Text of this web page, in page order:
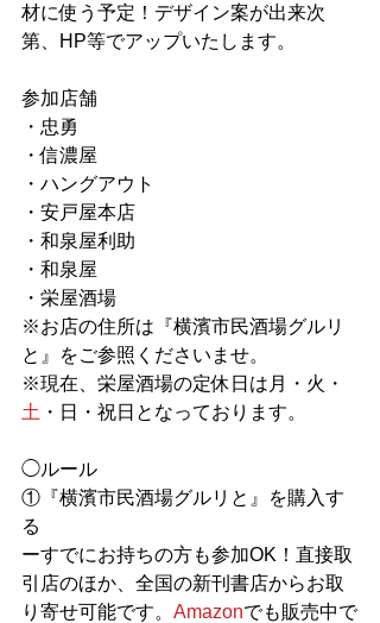
材に使う予定！デザイン案が出来次
第、HP等でアップいたします。
参加店舗
・忠勇
・信濃屋
・ハングアウト
・安戸屋本店
・和泉屋利助
・和泉屋
・栄屋酒場
※お店の住所は『横濱市民酒場グルリ
と』をご参照くださいませ。
※現在、栄屋酒場の定休日は月・火・
土 ・日・祝日となっております。
◯ルール
①『横濱市民酒場グルリと』を購入す
る
ーすでにお持ちの方も参加OK！直接取
引店のほか、全国の新刊書店からお取
り寄せ可能です。 Amazonでも販売中で